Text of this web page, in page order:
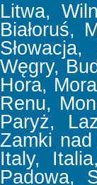
Litwa,
Białoruś,
Węgry,
Hora,
Renu,
Paryż,
Zamki
Italy,
Padowa,